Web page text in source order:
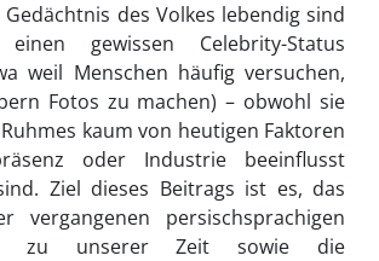
des Volkes lebendig sind
gewissen Celebrity-Status
weil Menschen häufig versuchen,
Fotos zu machen) – obwohl sie
kaum von heutigen Faktoren
oder Industrie beeinflusst
Ziel dieses Beitrags ist es, das
vergangenen persischsprachigen
zu unserer Zeit sowie die